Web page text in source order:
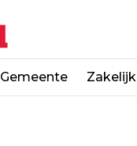
Gemeente Zakelijk